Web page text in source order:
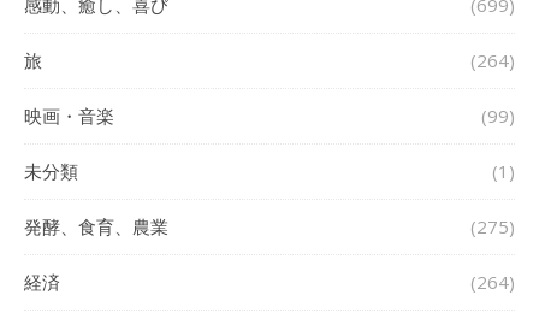
感動、癒し、喜び (699)
旅 (264)
映画・音楽 (99)
未分類 (1)
発酵、食育、農業 (275)
経済 (264)